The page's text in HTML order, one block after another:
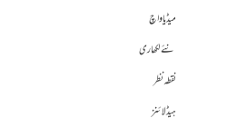
میڈیا واچ
نئے لکھاری
نقطہ نظر
ہیڈلائنز